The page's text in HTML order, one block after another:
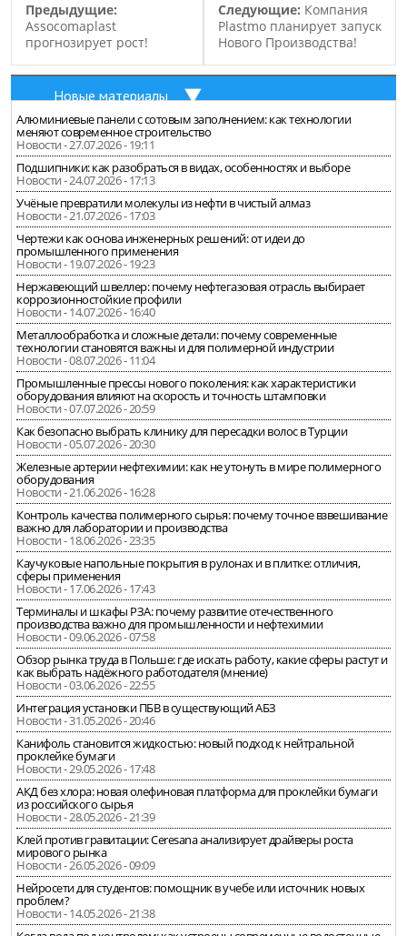
области Александр
Дрозденко. Стороны
обсуждали вопрос о
реализации данного
проекта, еще в апреле…
Предыдущие:
Assocomaplast
прогнозирует рост!
Следующие: Компания
Plastmo планирует запуск
Нового Производства!
Новые материалы
Алюминиевые панели с сотовым заполнением: как технологии
меняют современное строительство
Новости - 27.07.2026 - 19:11
Подшипники: как разобраться в видах, особенностях и выборе
Новости - 24.07.2026 - 17:13
Учёные превратили молекулы из нефти в чистый алмаз
Новости - 21.07.2026 - 17:03
Чертежи как основа инженерных решений: от идеи до
промышленного применения
Новости - 19.07.2026 - 19:23
Нержавеющий швеллер: почему нефтегазовая отрасль выбирает
коррозионностойкие профили
Новости - 14.07.2026 - 16:40
Металлообработка и сложные детали: почему современные
технологии становятся важны и для полимерной индустрии
Новости - 08.07.2026 - 11:04
Промышленные прессы нового поколения: как характеристики
оборудования влияют на скорость и точность штамповки
Новости - 07.07.2026 - 20:59
Как безопасно выбрать клинику для пересадки волос в Турции
Новости - 05.07.2026 - 20:30
Железные артерии нефтехимии: как не утонуть в мире полимерного
оборудования
Новости - 21.06.2026 - 16:28
Контроль качества полимерного сырья: почему точное взвешивание
важно для лаборатории и производства
Новости - 18.06.2026 - 23:35
Каучуковые напольные покрытия в рулонах и в плитке: отличия,
сферы применения
Новости - 17.06.2026 - 17:43
Терминалы и шкафы РЗА: почему развитие отечественного
производства важно для промышленности и нефтехимии
Новости - 09.06.2026 - 07:58
Обзор рынка труда в Польше: где искать работу, какие сферы растут и
как выбрать надёжного работодателя (мнение)
Новости - 03.06.2026 - 22:55
Интеграция установки ПБВ в существующий АБЗ
Новости - 31.05.2026 - 20:46
Канифоль становится жидкостью: новый подход к нейтральной
проклейке бумаги
Новости - 29.05.2026 - 17:48
АКД без хлора: новая олефиновая платформа для проклейки бумаги
из российского сырья
Новости - 28.05.2026 - 21:39
Клей против гравитации: Ceresana анализирует драйверы роста
мирового рынка
Новости - 26.05.2026 - 09:09
Нейросети для студентов: помощник в учебе или источник новых
проблем?
Новости - 14.05.2026 - 21:38